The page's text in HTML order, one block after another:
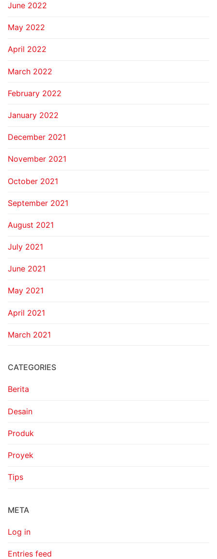
June 2022
May 2022
April 2022
March 2022
February 2022
January 2022
December 2021
November 2021
October 2021
September 2021
August 2021
July 2021
June 2021
May 2021
April 2021
March 2021
CATEGORIES
Berita
Desain
Produk
Proyek
Tips
META
Log in
Entries feed